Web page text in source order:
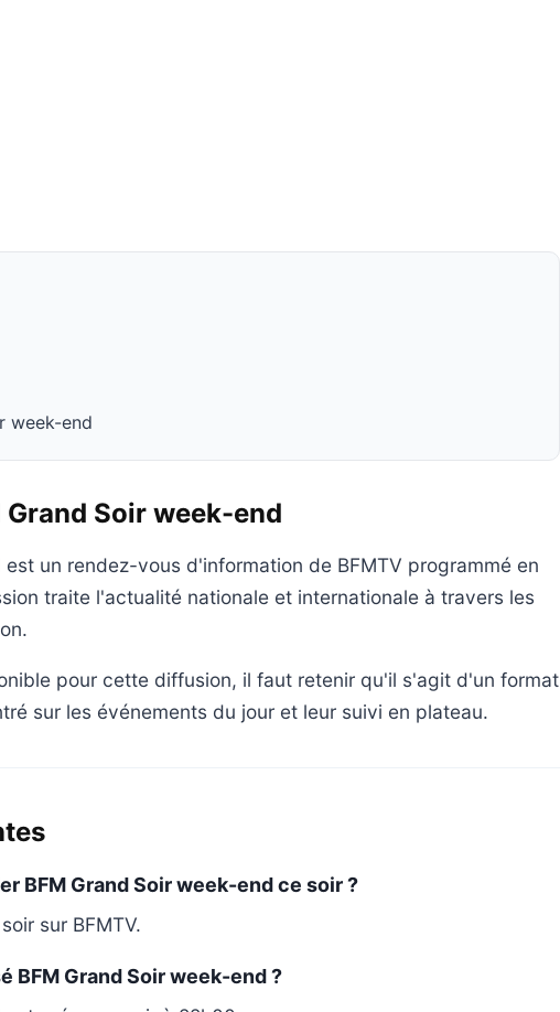
week-end
Grand Soir week-end
est un rendez-vous d'information de BFMTV programmé en
traite l'actualité nationale et internationale à travers les
pour cette diffusion, il faut retenir qu'il s'agit d'un format
sur les événements du jour et leur suivi en plateau.
BFM Grand Soir week-end ce soir ?
sur BFMTV.
BFM Grand Soir week-end ?